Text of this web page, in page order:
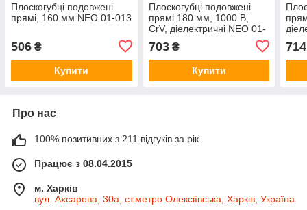
Плоскогубці подовжені
прямі, 160 мм NEO 01-013
506 ₴
Купити
Плоскогубці подовжені
прямі 180 мм, 1000 В,
CrV, діелектричні NEO 01-
703₴
Купити
714
Про нас
100% позитивних з 211 відгуків за рік
Працює з 08.04.2015
м. Харків
вул. Ахсарова, 30а, ст.метро Олексіївська, Харків, Україна